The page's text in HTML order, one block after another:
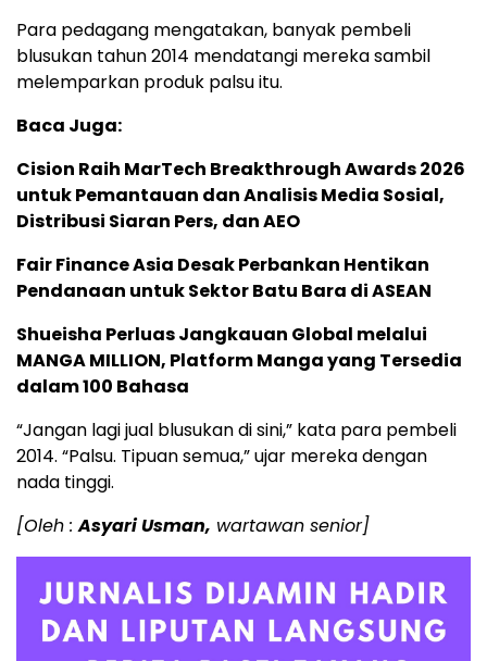
Para pedagang mengatakan, banyak pembeli
blusukan tahun 2014 mendatangi mereka sambil
melemparkan produk palsu itu.
Baca Juga:
Cision Raih MarTech Breakthrough Awards 2026
untuk Pemantauan dan Analisis Media Sosial,
Distribusi Siaran Pers, dan AEO
Fair Finance Asia Desak Perbankan Hentikan
Pendanaan untuk Sektor Batu Bara di ASEAN
Shueisha Perluas Jangkauan Global melalui
MANGA MILLION, Platform Manga yang Tersedia
dalam 100 Bahasa
“Jangan lagi jual blusukan di sini,” kata para pembeli
2014. “Palsu. Tipuan semua,” ujar mereka dengan
nada tinggi.
[Oleh :Asyari Usman, wartawan senior]